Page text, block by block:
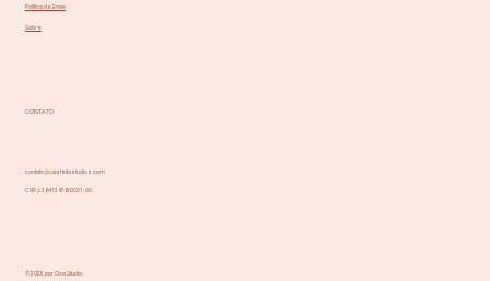
Política de Envio
Sobre
CONTATO
contato@castellostudios.com
CNPJ: 36413476/0001-00
© 2025 por Oca Studio.